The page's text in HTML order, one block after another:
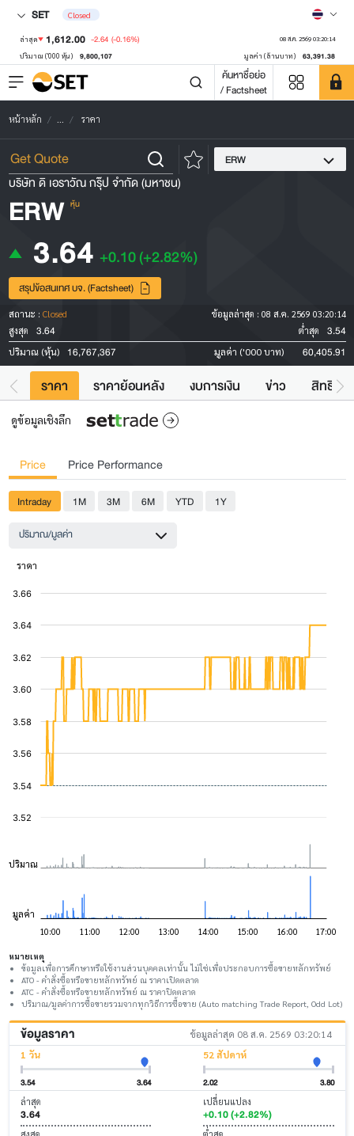
SET Closed
ล่าสุด 1,612.00 -2.64 (-0.16%) 08 ส.ค. 2569 03:20:14
ปริมาณ ('000 หุ้น) 9,800,107 มูลค่า (ล้านบาท) 63,391.38
ค้นหาชื่อย่อ
/ Factsheet
หน้าหลัก ... ราคา
ERW
บริษัท ดิ เอราวัณ กรุ๊ป จำกัด (มหาชน)
ERW หุ้น
3.64 +0.10(+2.82%)
สรุปข้อสนเทศ บจ. (Factsheet)
สถานะ : Closed ข้อมูลล่าสุด : 08 ส.ค. 2569 03:20:14
สูงสุด
3.64 ต่ำสุด 3.54
ปริมาณ (หุ้น) 16,767,367 มูลค่า ('000 บาท) 60,405.91
ราคา ราคาย้อนหลัง งบการเงิน ข่าว สิทธิปร
ดูข้อมูลเชิงลึก
Price Price Performance
Intraday 1M 3M 6M YTD
1Y
ปริมาณ/มูลค่า
หมายเหตุ
ข้อมูลเพื่อการศึกษาหรือใช้งานส่วนบุคคลเท่านั้น ไม่ใช่เพื่อประกอบการซื้อขายหลักทรัพย์
ATO - คำสั่งซื้อหรือขายหลักทรัพย์ ณ ราคาเปิดตลาด
ATC - คำสั่งซื้อหรือขายหลักทรัพย์ ณ ราคาปิดตลาด
ปริมาณ/มูลค่าการซื้อขายรวมจากทุกวิธีการซื้อขาย (Auto matching Trade Report, Odd Lot)
ข้อมูลราคา
ข้อมูลล่าสุด 08 ส.ค. 2569 03:20:14
1 วัน
3.54 3.64
52 สัปดาห์
2.02 3.80
ล่าสุด
3.64
เปลี่ยนแปลง
+0.10 (+2.82%)